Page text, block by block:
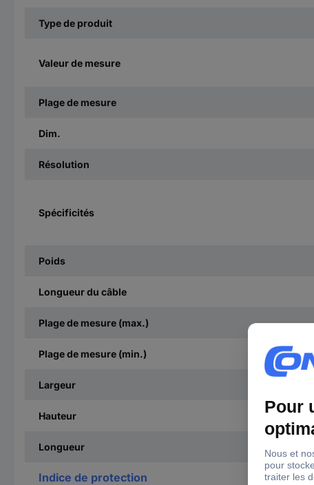
Type de produit
Valeur de mesure
Plage de mesure
Dim.
Résolution
Spécificités
Poids
Longueur du câble
Plage de mesure (max.)
Plage de mesure (min.)
Largeur
Hauteur
Longueur
Indice de protection